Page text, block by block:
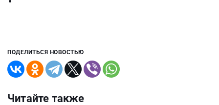
ПОДЕЛИТЬСЯ НОВОСТЬЮ
Читайте также